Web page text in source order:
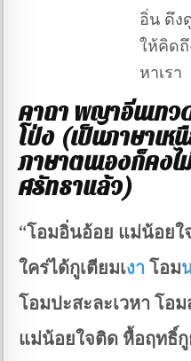
อิ่น ดึง
ให้คิดถึ
หาเรา
คาถา พญาอิ่นเท
โป่ง (เป็นภาษาเห
ภาษาตนเองก็คง
ศรัทธาแล้ว)
“โอมอิ่นอ้อย แม่น้อยใ
ใคร่ได้กูเตียมเงา โอม
โอมปะสะละเวหา โอ
แม่น้อยใจติด หื้อฤทธิ์กู